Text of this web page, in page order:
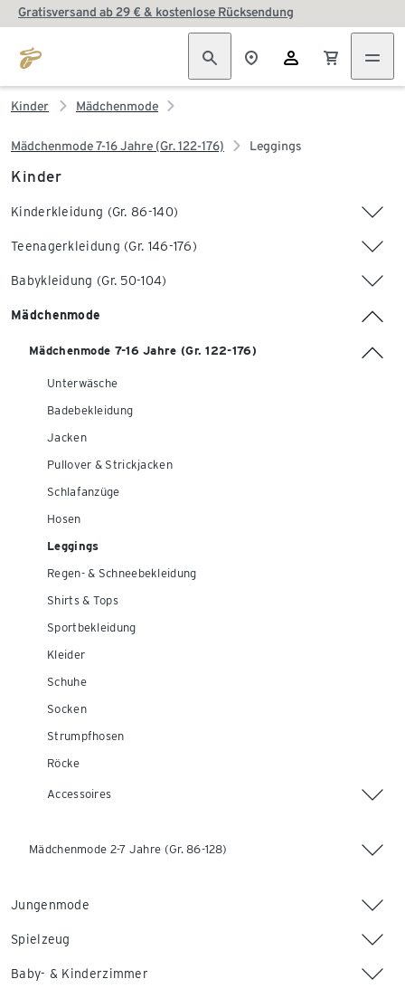
Gratisversand ab 29 € & kostenlose Rücksendung
Kinder Mädchenmode
Mädchenmode 7-16 Jahre (Gr. 122-176) Leggings
Kinder
Kinderkleidung (Gr. 86-140)
Teenagerkleidung (Gr. 146-176)
Babykleidung (Gr. 50-104)
Mädchenmode
Mädchenmode 7-16 Jahre (Gr. 122-176)
Unterwäsche
Badebekleidung
Jacken
Pullover & Strickjacken
Schlafanzüge
Hosen
Leggings
Regen- & Schneebekleidung
Shirts & Tops
Sportbekleidung
Kleider
Schuhe
Socken
Strumpfhosen
Röcke
Accessoires
Mädchenmode 2-7 Jahre (Gr. 86-128)
Jungenmode
Spielzeug
Baby- & Kinderzimmer